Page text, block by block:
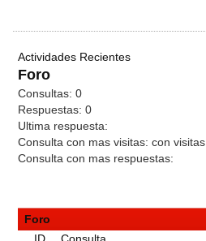
Actividades Recientes
Foro
Consultas: 0
Respuestas: 0
Ultima respuesta:
Consulta con mas visitas: con visitas
Consulta con mas respuestas:
Foro